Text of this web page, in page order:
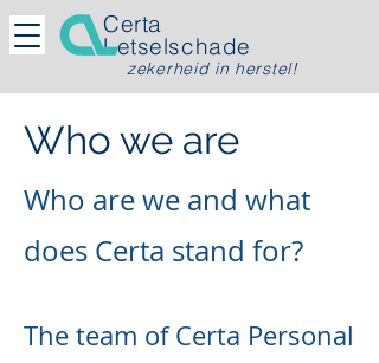
Certa
Letselschade
zekerheid in herstel!
Who we are
Who are we and what
does Certa stand for?
The team ofCerta Personal